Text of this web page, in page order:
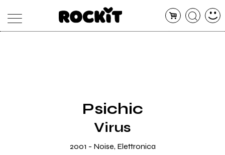
Psichic
Virus
2001 - Noise, Elettronica